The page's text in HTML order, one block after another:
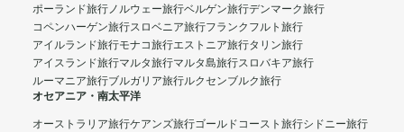
ポーランド旅行ノルウェー旅行ベルゲン旅行デンマーク旅行
コペンハーゲン旅行スロベニア旅行フランクフルト旅行
アイルランド旅行モナコ旅行エストニア旅行タリン旅行
アイスランド旅行マルタ旅行マルタ島旅行スロバキア旅行
ルーマニア旅行ブルガリア旅行ルクセンブルク旅行
オセアニア・南太平洋
オーストラリア旅行ケアンズ旅行ゴールドコースト旅行シドニー旅行